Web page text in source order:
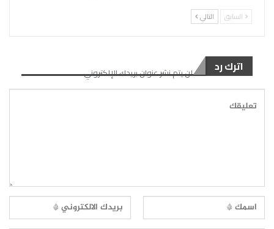
السابق التالي
اترك رد لن يتم نشر عنوان بريدك الإلكتروني.